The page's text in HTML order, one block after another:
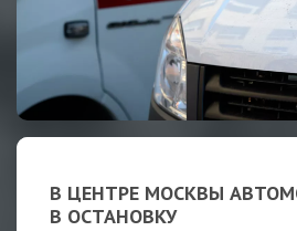
В ЦЕНТРЕ МОСКВЫ
В ОСТАНОВКУ